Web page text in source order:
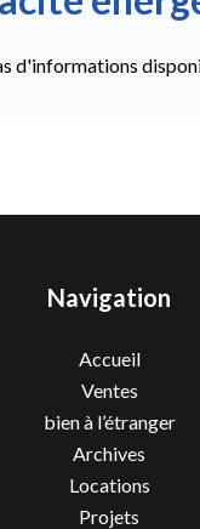
d'informations
Navigation
Accueil
Ventes
bien à l’étranger
Archives
Locations
Projets